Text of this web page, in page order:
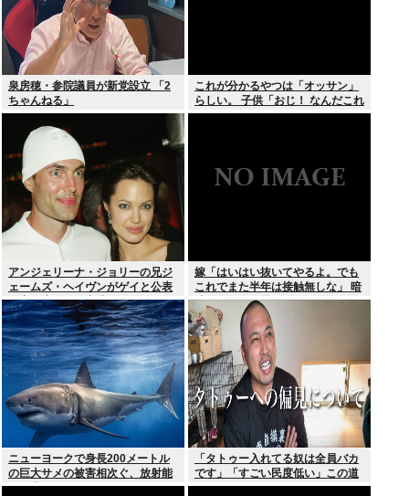
泉房穂・参院議員が新党設立 「2
ちゃんねる」
これが分かるやつは「オッサン」
らしい。 子供「おじ！ なんだこれ
は！」
アンジェリーナ・ジョリーの兄ジ
ェームズ・ヘイヴンがゲイと公表
元妻の生配信に出演しカミングア
ウト ヤフコメ「顔見ればわかる」
嫁「はいはい抜いてやるよ。でも
これでまた半年は接触無しな」 暗
黙のこれツラ過ぎるだろ
ニューヨークで身長200メートル
の巨大サメの被害相次ぐ、放射能
で巨大化した恐れ、Yahooニュー
「タトゥー入れてる奴は全員バカ
です」「すごい民度低い」この道
23年の彫り師YouTuberの動画が